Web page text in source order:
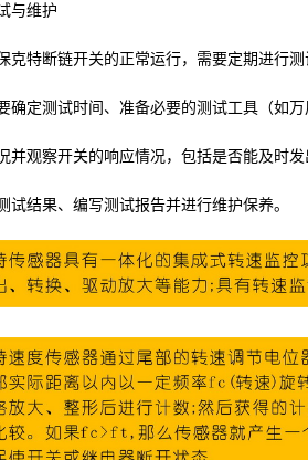
与维护
克特断链开关的正常运行，需要定期进行
确定测试时间、准备必要的测试工具（如
并观察开关的响应情况，包括是否能及时
试结果、编写测试报告并进行维护保养。